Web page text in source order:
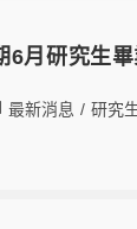
6月研究生
最新消息 / 研究